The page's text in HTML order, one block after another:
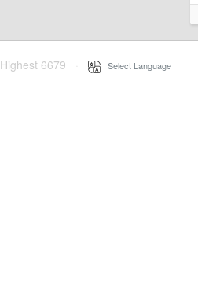
Highest 6679 Select Language